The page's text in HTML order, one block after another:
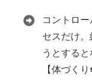
コントロ
セスだけ
うとする
【体づく